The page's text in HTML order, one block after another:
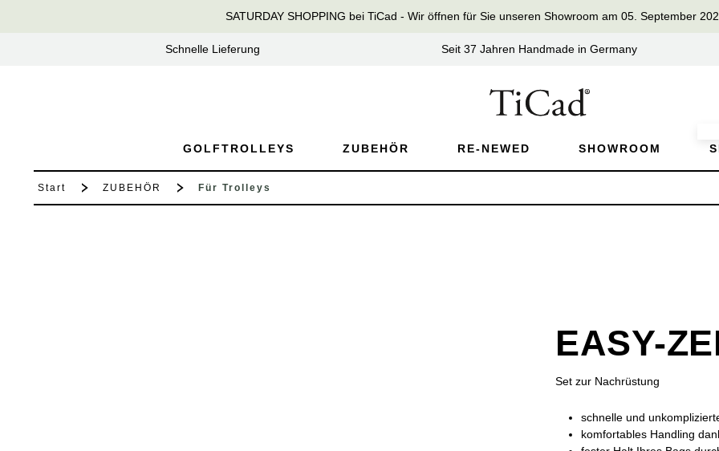
Zur Hauptnavigation springenSATURDAY SHOPPING bei TiCad - Wir öffnen für Sie unseren Showroom am 05. September
Schnelle Lieferung Seit 37 Jahren Handmade in Germany
GOLFTROLLEYS ZUBEHÖR RE-NEWED SHOWROOM
Start ZUBEHÖR Für Trolleys
EASY-
Set zur Nachrüstung
schnelle und
komfortables Handling